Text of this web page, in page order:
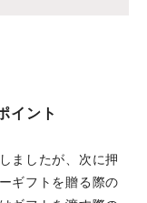
イント
ましたが、次に押
ギフトを贈る際の